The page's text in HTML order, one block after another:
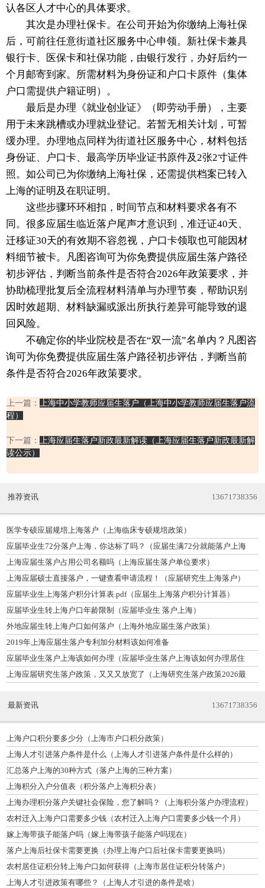
认各区人才中心的具体要求。
其次是办理社保卡。在公司开始为你缴纳上海社保
后，可前往任意街道社区服务中心申领。新社保卡兼具
银行卡、医保卡和社保功能，由银行发行，办好后约一
个月邮寄到家。所需材料为身份证和户口卡原件（集体
户口需提供户籍证明）。
最后是办理《就业创业证》（即劳动手册），主要
用于未来跳槽或办理就业登记。若暂无相关计划，可暂
缓办理。办理地点同样为街道社区服务中心，材料包括
身份证、户口卡、最高学历毕业证书原件及2张2寸证件
照。如公司已为你缴纳上海社保，还需提供档案已转入
上海的证明及在职证明。
这些步骤环环相扣，时间节点和材料要求各有不
同。很多应届生临近落户尾声才意识到，准迁证40天、
迁移证30天的有效期不容忽视，户口卡领取也可能因材
料细节被卡。凡图咨询可为你免费提供应届生落户路径
初步评估，判断当前条件是否符合2026年政策要求，并
协助梳理批复后全流程材料清单与办理节奏，帮助识别
因时效超期、材料缺漏或派出所执行差异可能导致的退
回风险。
不确定你的毕业院校是否在“双一流”名单内？凡图咨
询可为你免费提供应届生落户路径初步评估，判断当前
条件是否符合2026年政策要求。
上一篇：
上海中小学教师应届生落户（上海中小学教师应届生落户流
程）
下一篇：
上海应届生落户新政最新解读（上海应届生落户新政最新解
读公示）
推荐资讯 13671738356
医学专硕应届规培上海落户（上海临床专硕规培政策）
应届毕业生72分落户上海，你达标了吗？（应届生满72分就能落户上海
吗）
上海应届生落户占用公司名额吗（上海应届生落户单位要求）
上海应届硕士直接落户，一键查看申请流程！（应届研究生上海落户）
应届毕业生上海落户积分计算表.pdf（应届生上海落户积分计算器）
应届毕业生转上海户口年龄限制（应届毕业生 落户上海）
外地应届生转上海户口如何落户（上海外地应届生落户政策）
2019年上海应届生落户专利加分材料该如何准备
应届毕业生落户上海该如何办理（应届毕业生落户上海该如何办理居住
证）
上海应届研究生落户政策，又又又放宽了（上海研究生落户政策2026最
最新资讯 13671738356
上海户口积分要多少分（上海市户口积分政策）
上海人才引进落户条件是什么（上海人才引进落户条件是什么样的）
汇总落户上海的30种方式（落户上海的三种方案）
上海积分入户分值表（积分落户上海积分表）
上海办理积分落户关键社会保险，您了解吗？（上海积分落户办理流程）
农村迁入上海户口需要多少钱（农村迁入上海户口需要多少钱一个月）
嫁上海带孩子能落户吗（嫁上海带孩子能落户吗现在）
落户上海后社保卡需要更换（办理上海户口后社保卡需要更换吗）
农村居住证积分转上海户口如何获得（上海市居住证积分转落户）
上海人才引进政策有哪些？（上海人才引进的条件是啥）